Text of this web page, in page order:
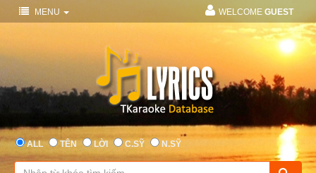
MENU WELCOME GUEST
ALL TÊN LỜI C.SỸ N.SỸ